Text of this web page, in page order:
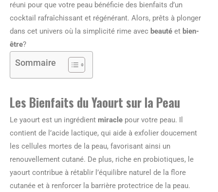
réuni pour que votre peau bénéficie des bienfaits d’un
cocktail rafraîchissant et régénérant. Alors, prêts à plonger
dans cet univers où la simplicité rime avec beauté et bien-
être?
Sommaire
Les Bienfaits du Yaourt sur la Peau
Le yaourt est un ingrédient miracle pour votre peau. Il
contient de l’acide lactique, qui aide à exfolier doucement
les cellules mortes de la peau, favorisant ainsi un
renouvellement cutané. De plus, riche en probiotiques, le
yaourt contribue à rétablir l’équilibre naturel de la flore
cutanée et à renforcer la barrière protectrice de la peau.